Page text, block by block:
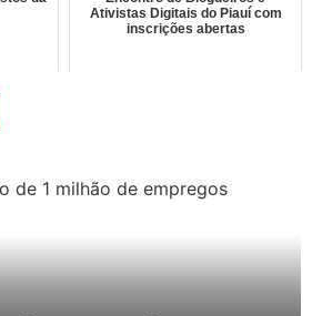
Ativistas Digitais do Piauí com
inscrições abertas